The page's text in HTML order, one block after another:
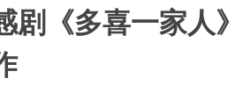
剧《多喜一家人